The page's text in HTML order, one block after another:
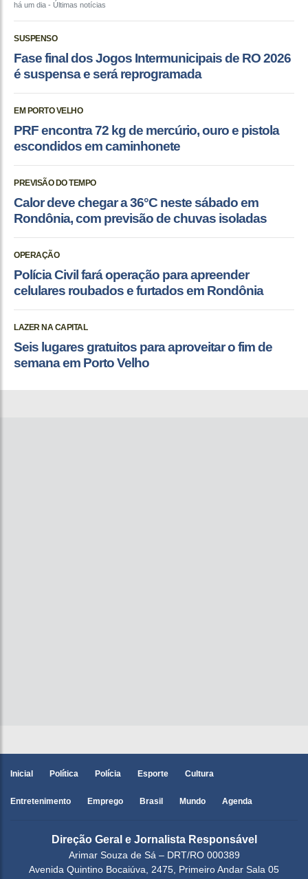
há um dia - Últimas notícias
SUSPENSO
Fase final dos Jogos Intermunicipais de RO 2026
é suspensa e será reprogramada
EM PORTO VELHO
PRF encontra 72 kg de mercúrio, ouro e pistola
escondidos em caminhonete
PREVISÃO DO TEMPO
Calor deve chegar a 36°C neste sábado em
Rondônia, com previsão de chuvas isoladas
OPERAÇÃO
Polícia Civil fará operação para apreender
celulares roubados e furtados em Rondônia
LAZER NA CAPITAL
Seis lugares gratuitos para aproveitar o fim de
semana em Porto Velho
Inicial Política Polícia Esporte Cultura
Entretenimento Emprego Brasil Mundo Agenda
Direção Geral e Jornalista Responsável
Arimar Souza de Sá – DRT/RO 000389
Avenida Quintino Bocaiúva, 2475, Primeiro Andar Sala 05